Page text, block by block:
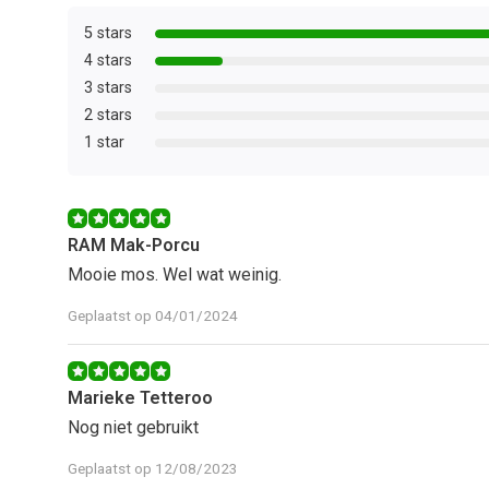
5 stars
4 stars
3 stars
2 stars
1 star
RAM Mak-Porcu
Mooie mos. Wel wat weinig.
Geplaatst op 04/01/2024
Marieke Tetteroo
Nog niet gebruikt
Geplaatst op 12/08/2023